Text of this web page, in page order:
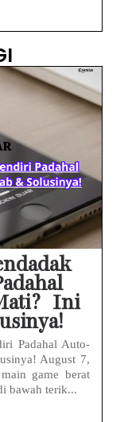
Ini
Padahal Auto-
August 7,
game berat
bawah terik...